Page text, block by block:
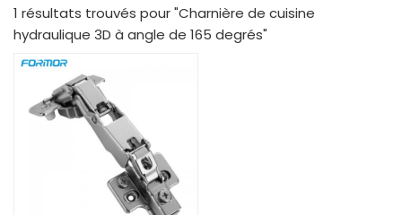
1 résultats trouvés pour "Charnière de cuisine
hydraulique 3D à angle de 165 degrés"